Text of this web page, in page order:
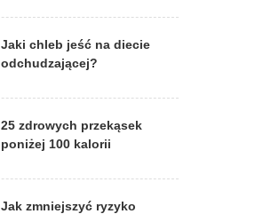
Jaki chleb jeść na diecie
odchudzającej?
25 zdrowych przekąsek
poniżej 100 kalorii
Jak zmniejszyć ryzyko